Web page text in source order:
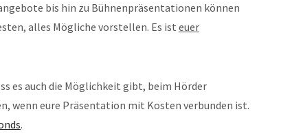
bis hin zu Bühnenpräsentationen können
alles Mögliche vorstellen. Es ist euer
es auch die Möglichkeit gibt, beim Hörder
eure Präsentation mit Kosten verbunden ist.
.